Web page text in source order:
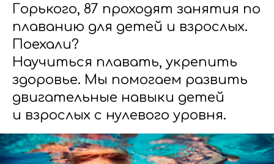
Горького, 87 проходят занятия по
плаванию для детей и взрослых.
Поехали?
Научиться плавать, укрепить
здоровье. Мы помогаем развить
двигательные навыки детей
и взрослых с нулевого уровня.